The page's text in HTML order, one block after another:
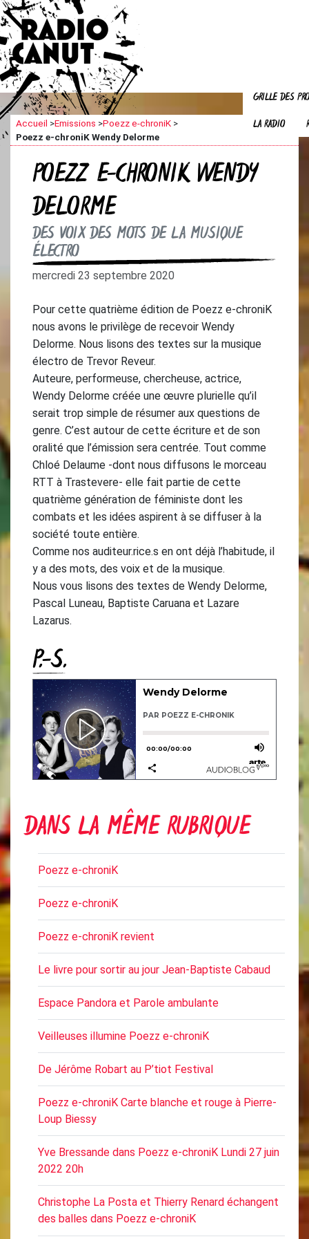
GRILLE DES
LA RADIO
Accueil >Emissions >Poezz e-chroniK >
Poezz e-chroniK Wendy Delorme
POEZZ E-CHRONIK WENDY
DELORME
DES VOIX DES MOTS DE LA MUSIQUE
ÉLECTRO
mercredi 23 septembre 2020
Pour cette quatrième édition de Poezz e-chroniK
nous avons le privilège de recevoir Wendy
Delorme. Nous lisons des textes sur la musique
électro de Trevor Reveur.
Auteure, performeuse, chercheuse, actrice,
Wendy Delorme créée une œuvre plurielle qu’il
serait trop simple de résumer aux questions de
genre. C’est autour de cette écriture et de son
oralité que l’émission sera centrée. Tout comme
Chloé Delaume -dont nous diffusons le morceau
RTT à Trastevere- elle fait partie de cette
quatrième génération de féministe dont les
combats et les idées aspirent à se diffuser à la
société toute entière.
Comme nos auditeur.rice.s en ont déjà l’habitude, il
y a des mots, des voix et de la musique.
Nous vous lisons des textes de Wendy Delorme,
Pascal Luneau, Baptiste Caruana et Lazare
Lazarus.
P.-S.
DANS LA MÊME RUBRIQUE
Poezz e-chroniK
Poezz e-chroniK
Poezz e-chroniK revient
Le livre pour sortir au jour Jean-Baptiste Cabaud
Espace Pandora et Parole ambulante
Veilleuses illumine Poezz e-chroniK
De Jérôme Robart au P’tiot Festival
Poezz e-chroniK Carte blanche et rouge à Pierre-
Loup Biessy
Yve Bressande dans Poezz e-chroniK Lundi 27 juin
2022 20h
Christophe La Posta et Thierry Renard échangent
des balles dans Poezz e-chroniK